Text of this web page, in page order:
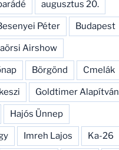
augusztus 20.
Péter Budapest
Airshow
Börgönd Cmelák
Goldtimer
Hajós Ünnep
Imreh Lajos Ka-26